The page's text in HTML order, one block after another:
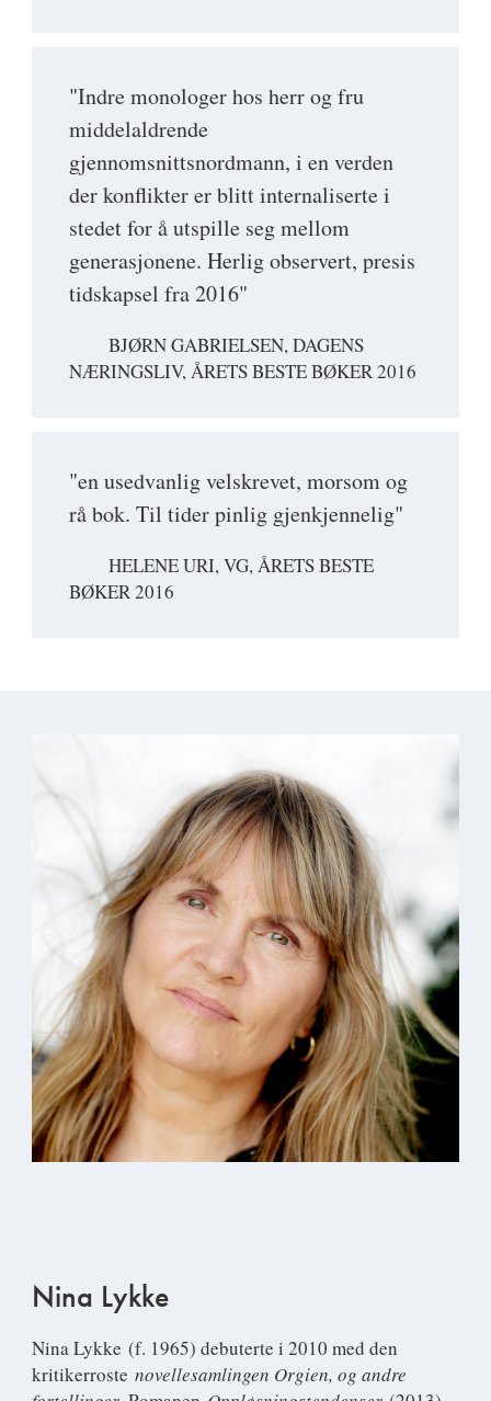
"Indre monologer hos herr og fru
middelaldrende
gjennomsnittsnordmann, i en verden
der konflikter er blitt internaliserte i
stedet for å utspille seg mellom
generasjonene. Herlig observert, presis
tidskapsel fra 2016"
BJØRN GABRIELSEN, DAGENS
NÆRINGSLIV, ÅRETS BESTE BØKER 2016
"en usedvanlig velskrevet, morsom og
rå bok. Til tider pinlig gjenkjennelig"
HELENE URI, VG, ÅRETS BESTE
BØKER 2016
Nina Lykke
Nina Lykke (f. 1965) debuterte i 2010 med den
kritikerroste novellesamlingen Orgien, og andre